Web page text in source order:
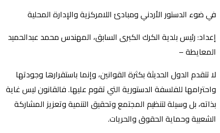
في ضوء الدستور الأردني ومبادئ اللامركزية والإدارة المحلية
إعداد: رئيس بلدية الكرك الكبرى السابق، المهندس محمد عبدالحميد
المعايطة –
لا تتقدم الدول الحديثة بكثرة القوانين، وإنما باستقرارها وجودتها
واحترامها للفلسفة الدستورية التي تقوم عليها. فالقانون ليس غاية
بذاته، بل وسيلة لتنظيم المجتمع وتحقيق التنمية وتعزيز المشاركة
الشعبية وحماية الحقوق والحريات.